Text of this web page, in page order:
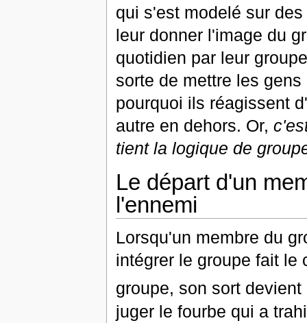
qui s'est modelé sur
leur donner l'image du
quotidien par leur
sorte de mettre les
pourquoi ils réagissent
autre en dehors. Or,
tient la logique de
Le départ d'un
l'ennemi
Lorsqu'un membre du
intégrer le groupe fait le
groupe, son sort
juger le fourbe qui a